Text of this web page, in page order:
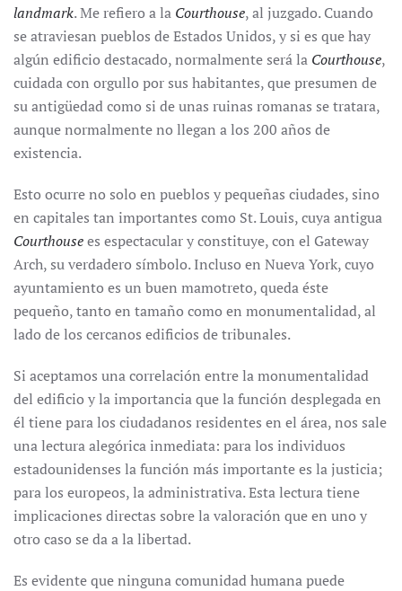
landmark. Me refiero a la Courthouse, al juzgado. Cuando
se atraviesan pueblos de Estados Unidos, y si es que hay
algún edificio destacado, normalmente será la Courthouse,
cuidada con orgullo por sus habitantes, que presumen de
su antigüedad como si de unas ruinas romanas se tratara,
aunque normalmente no llegan a los 200 años de
existencia.
Esto ocurre no solo en pueblos y pequeñas ciudades, sino
en capitales tan importantes como St. Louis, cuya antigua
Courthousees espectacular y constituye, con el Gateway
Arch, su verdadero símbolo. Incluso en Nueva York, cuyo
ayuntamiento es un buen mamotreto, queda éste
pequeño, tanto en tamaño como en monumentalidad, al
lado de los cercanos edificios de tribunales.
Si aceptamos una correlación entre la monumentalidad
del edificio y la importancia que la función desplegada en
él tiene para los ciudadanos residentes en el área, nos sale
una lectura alegórica inmediata: para los individuos
estadounidenses la función más importante es la justicia;
para los europeos, la administrativa. Esta lectura tiene
implicaciones directas sobre la valoración que en uno y
otro caso se da a la libertad.
Es evidente que ninguna comunidad humana puede